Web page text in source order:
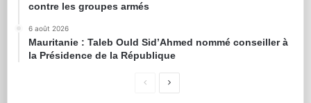
contre les groupes armés
6 août 2026
Mauritanie : Taleb Ould Sid’Ahmed nommé conseiller à
la Présidence de la République